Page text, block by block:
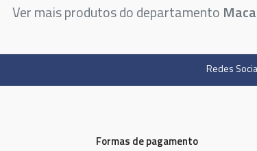
Ver mais produtos do departamento
Redes
Formas de pagamento